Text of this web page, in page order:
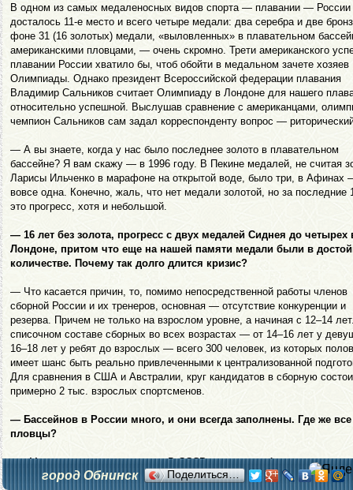
В одном из самых медаленосных видов спорта — плавании — России
досталось 11-е место и всего четыре медали: два серебра и две
фоне 31 (16 золотых) медали, «выловленных» в плавательном
американскими пловцами, — очень скромно. Трети американского
плавании России хватило бы, чтоб обойти в медальном зачете хозяев
Олимпиады. Однако президент Всероссийской федерации плавания
Владимир Сальников считает Олимпиаду в Лондоне для нашего
относительно успешной. Выслушав сравнение с американцами,
чемпион Сальников сам задал корреспонденту вопрос —
— А вы знаете, когда у нас было последнее золото в плавательном
бассейне? Я вам скажу — в 1996 году. В Пекине медалей, не считая
Ларисы Ильченко в марафоне на открытой воде, было три, в Афинах
вовсе одна. Конечно, жаль, что нет медали золотой, но за последние
это прогресс, хотя и небольшой.
— 16 лет без золота, прогресс с двух медалей Сиднея до четырех
Лондоне, притом что еще на нашей памяти медали были в
количестве. Почему так долго длится кризис?
— Что касается причин, то, помимо непосредственной работы членов
сборной России и их тренеров, основная — отсутствие конкуренции и
резерва. Причем не только на взрослом уровне, а начиная с 12–14
списочном составе сборных во всех возрастах — от 14–16 лет у
16–18 лет у ребят до взрослых — всего 300 человек, из которых
имеет шанс быть реально привлеченными к централизованной
Для сравнения в США и Австралии, круг кандидатов в сборную
примерно 2 тыс. взрослых спортсменов.
— Бассейнов в России много, и они всегда заполнены. Где же
пловцы?
— «Много» — это заблуждение. В СССР было более 1 тыс. именно
спортивных бассейнов, в которых можно тренироваться и проводить
город Обнинск Поделиться…